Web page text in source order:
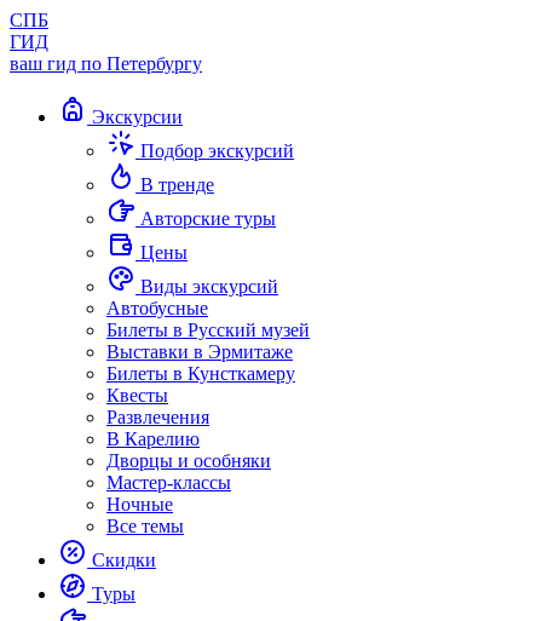
СПБ
ГИД
ваш гид по Петербургу
Экскурсии
Подбор экскурсий
В тренде
Авторские туры
Цены
Виды экскурсий
Автобусные
Билеты в Русский музей
Выставки в Эрмитаже
Билеты в Кунсткамеру
Квесты
Развлечения
В Карелию
Дворцы и особняки
Мастер-классы
Ночные
Все темы
Скидки
Туры